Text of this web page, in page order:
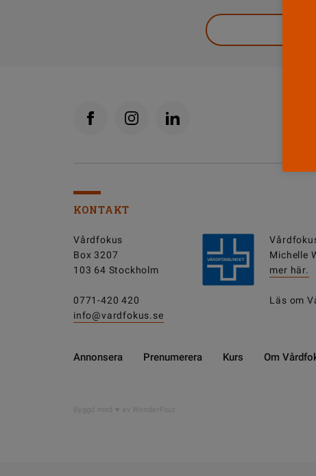
KONTAKT
Vårdfokus
Box 3207
103 64 Stockholm
0771-420 420
info@vardfokus.se
Michelle
mer här.
Läs om
Annonsera Prenumerera Kurs Om
Byggd med av WonderFour